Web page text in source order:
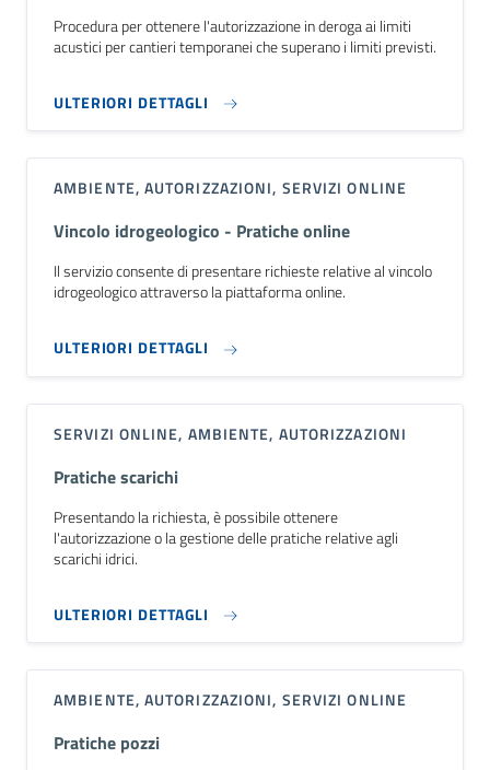
Procedura per ottenere l'autorizzazione in deroga ai limiti
acustici per cantieri temporanei che superano i limiti previsti.
ULTERIORI DETTAGLI
AMBIENTE, AUTORIZZAZIONI, SERVIZI ONLINE
Vincolo idrogeologico - Pratiche online
Il servizio consente di presentare richieste relative al vincolo
idrogeologico attraverso la piattaforma online.
ULTERIORI DETTAGLI
SERVIZI ONLINE, AMBIENTE, AUTORIZZAZIONI
Pratiche scarichi
Presentando la richiesta, è possibile ottenere
l'autorizzazione o la gestione delle pratiche relative agli
scarichi idrici.
ULTERIORI DETTAGLI
AMBIENTE, AUTORIZZAZIONI, SERVIZI ONLINE
Pratiche pozzi